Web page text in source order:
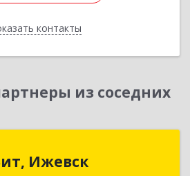
контакты
Назад
из соседних
Ижевск
Бит, Ижевск